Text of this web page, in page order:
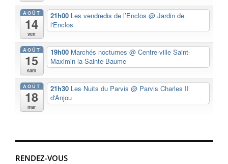
AOÛT
14
ven
21h00 Les vendredis de l’Enclos @ Jardin de
l'Enclos
AOÛT
15
sam
19h00 Marchés nocturnes @ Centre-ville Saint-
Maximin-la-Sainte-Baume
AOÛT
18
mar
21h30 Les Nuits du Parvis @ Parvis Charles II
d'Anjou
RENDEZ-VOUS